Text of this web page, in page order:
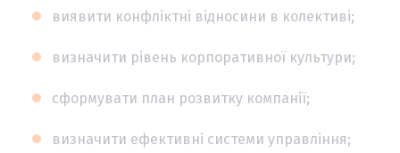
виявити конфліктні відносини в колективі;
визначити рівень корпоративної культури;
сформувати план розвитку компанії;
визначити ефективні системи управління;